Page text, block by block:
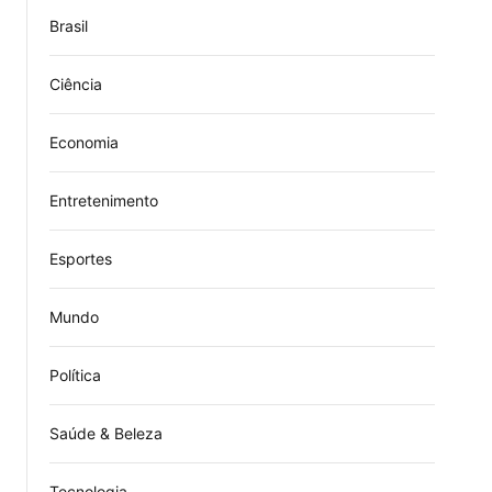
Brasil
Ciência
Economia
Entretenimento
Esportes
Mundo
Política
Saúde & Beleza